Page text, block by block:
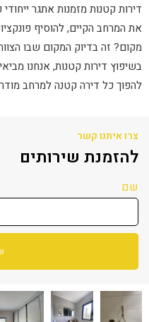
דירות קטנות מזמנות אתגר
את המרחב הקיים, להוסיף
בשיפוץ דירות קטנות, אנחנו
להפוך כל דירה קטנה למרחב
צרו איתנו קשר
להזמנת שירותים
שם